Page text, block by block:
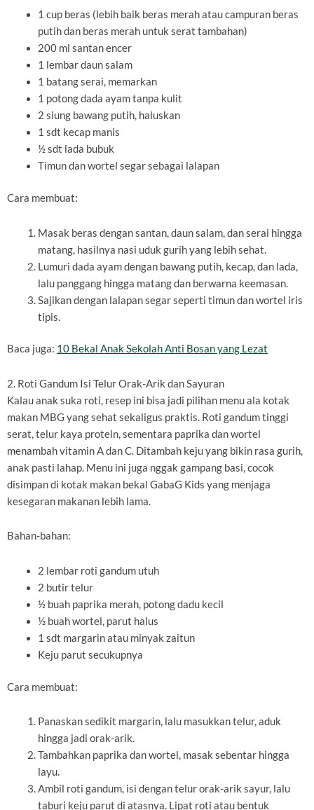
1 cup beras (lebih baik beras merah atau campuran beras
putih dan beras merah untuk serat tambahan)
200 ml santan encer
1 lembar daun salam
1 batang serai, memarkan
1 potong dada ayam tanpa kulit
2 siung bawang putih, haluskan
1 sdt kecap manis
½ sdt lada bubuk
Timun dan wortel segar sebagai lalapan
Cara membuat:
Masak beras dengan santan, daun salam, dan serai hingga
matang, hasilnya nasi uduk gurih yang lebih sehat.
Lumuri dada ayam dengan bawang putih, kecap, dan lada,
lalu panggang hingga matang dan berwarna keemasan.
Sajikan dengan lalapan segar seperti timun dan wortel iris
tipis.
Baca juga: 10 Bekal Anak Sekolah Anti Bosan yang Lezat
2. Roti Gandum Isi Telur Orak-Arik dan Sayuran
Kalau anak suka roti, resep ini bisa jadi pilihan menu ala kotak
makan MBG yang sehat sekaligus praktis. Roti gandum tinggi
serat, telur kaya protein, sementara paprika dan wortel
menambah vitamin A dan C. Ditambah keju yang bikin rasa gurih,
anak pasti lahap. Menu ini juga nggak gampang basi, cocok
disimpan di kotak makan bekal GabaG Kids yang menjaga
kesegaran makanan lebih lama.
Bahan-bahan:
2 lembar roti gandum utuh
2 butir telur
½ buah paprika merah, potong dadu kecil
½ buah wortel, parut halus
1 sdt margarin atau minyak zaitun
Keju parut secukupnya
Cara membuat:
Panaskan sedikit margarin, lalu masukkan telur, aduk
hingga jadi orak-arik.
Tambahkan paprika dan wortel, masak sebentar hingga
layu.
Ambil roti gandum, isi dengan telur orak-arik sayur, lalu
taburi keju parut di atasnya. Lipat roti atau bentuk